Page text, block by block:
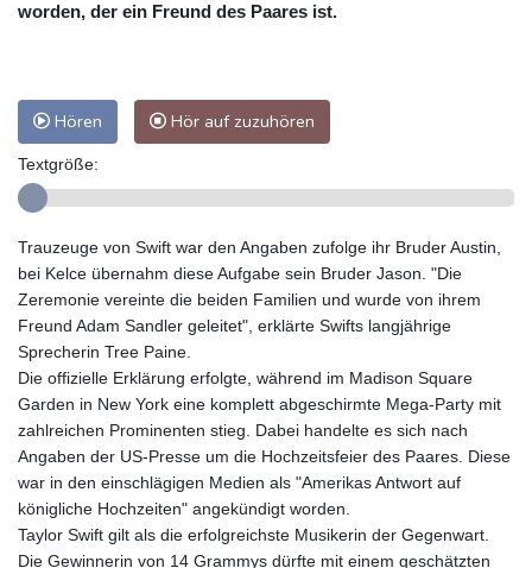
worden, der ein Freund des Paares ist.
Hören Hör auf zuzuhören
Textgröße:
Trauzeuge von Swift war den Angaben zufolge ihr Bruder Austin,
bei Kelce übernahm diese Aufgabe sein Bruder Jason. "Die
Zeremonie vereinte die beiden Familien und wurde von ihrem
Freund Adam Sandler geleitet", erklärte Swifts langjährige
Sprecherin Tree Paine.
Die offizielle Erklärung erfolgte, während im Madison Square
Garden in New York eine komplett abgeschirmte Mega-Party mit
zahlreichen Prominenten stieg. Dabei handelte es sich nach
Angaben der US-Presse um die Hochzeitsfeier des Paares. Diese
war in den einschlägigen Medien als "Amerikas Antwort auf
königliche Hochzeiten" angekündigt worden.
Taylor Swift gilt als die erfolgreichste Musikerin der Gegenwart.
Die Gewinnerin von 14 Grammys dürfte mit einem geschätzten